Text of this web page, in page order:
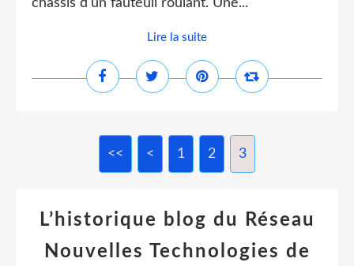
chassis d'un fauteuil roulant. Une...
Lire la suite
<< < 1 2 3
L’historique blog du Réseau
Nouvelles Technologies de